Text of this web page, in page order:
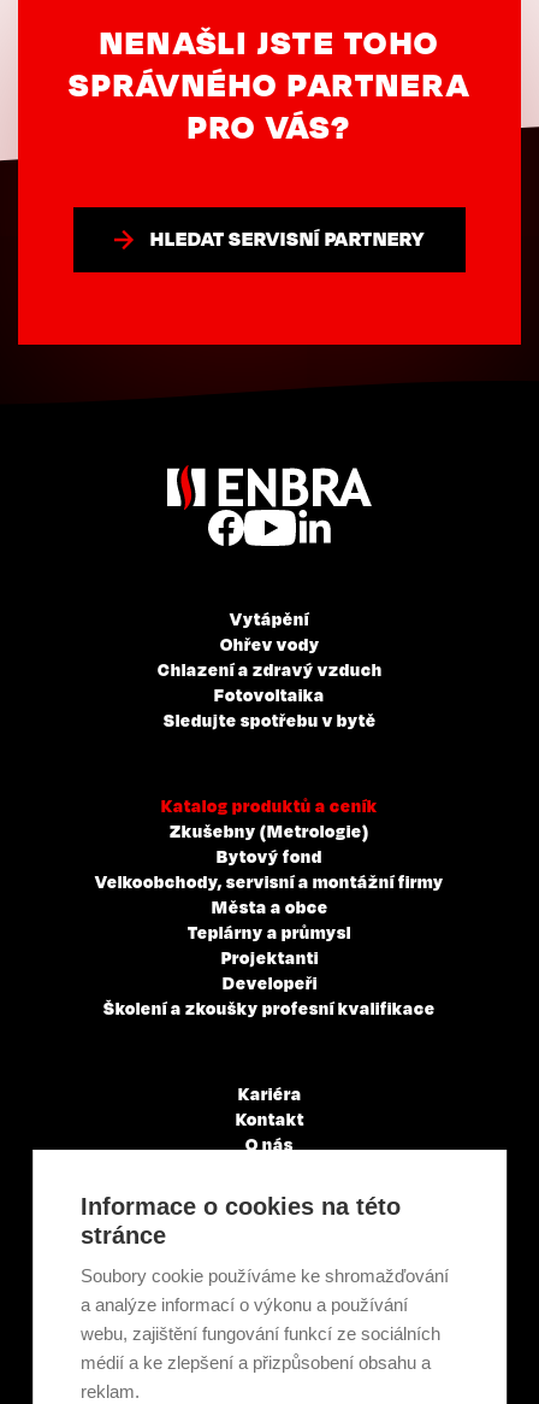
NENAŠLI JSTE TOHO
SPRÁVNÉHO PARTNERA
PRO VÁS?
HLEDAT SERVISNÍ PARTNERY
Vytápění
Ohřev vody
Chlazení a zdravý vzduch
Fotovoltaika
Sledujte spotřebu v bytě
Katalog produktů a ceník
Zkušebny (Metrologie)
Bytový fond
Velkoobchody, servisní a montážní firmy
Města a obce
Teplárny a průmysl
Projektanti
Developeři
Školení a zkoušky profesní kvalifikace
Kariéra
Kontakt
O nás
Články a novinky
GDPR & Cookies
Ekologická recyklace
Projekty EU
Intranet - Přihlášení
Přihlášení
Informace o cookies na této
stránce
Soubory cookie používáme ke shromažďování
a analýze informací o výkonu a používání
webu, zajištění fungování funkcí ze sociálních
médií a ke zlepšení a přizpůsobení obsahu a
reklam.